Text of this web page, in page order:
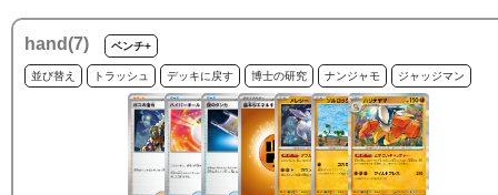
hand(7) ベンチ+
並び替え トラッシュ デッキに戻す 博士の研究 ナンジャモ ジャッジマン